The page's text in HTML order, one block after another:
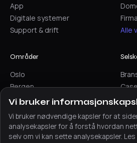
App
Digitale systemer
Support & drift
Alle
Områder
Oslo
Bergen
Trondheim
Alle områder →
Vi bruker
Vi bruker nødvendige kapsler for at
analysekapsler for å forstå hvordan
selv om vi kan sette analysekapsler. Les